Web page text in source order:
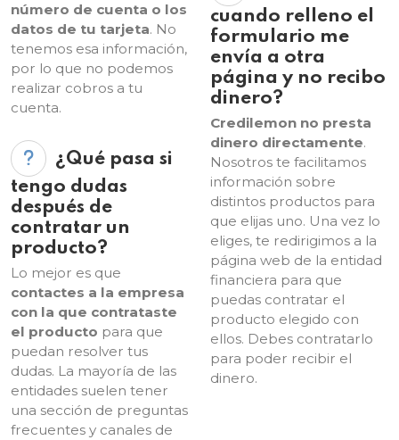
número de cuenta o los
datos de tu tarjeta. No
tenemos esa información,
por lo que no podemos
realizar cobros a tu
cuenta.
¿Qué pasa si
tengo dudas
después de
contratar un
producto?
Lo mejor es que
contactes a la empresa
con la que contrataste
el producto para que
puedan resolver tus
dudas. La mayoría de las
entidades suelen tener
una sección de preguntas
frecuentes y canales de
cuando relleno el
formulario me
envía a otra
página y no recibo
dinero?
Credilemon no presta
dinero directamente.
Nosotros te facilitamos
información sobre
distintos productos para
que elijas uno. Una vez lo
eliges, te redirigimos a la
página web de la entidad
financiera para que
puedas contratar el
producto elegido con
ellos. Debes contratarlo
para poder recibir el
dinero.